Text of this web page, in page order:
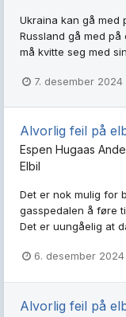
Ukraina kan gå med
Russland gå med på
må kvitte seg med
7. desember 2024
Alvorlig feil på
Espen Hugaas
Elbil
Det er nok mulig for
gasspedalen å føre
Det er uungåelig at
6. desember 2024
Alvorlig feil på